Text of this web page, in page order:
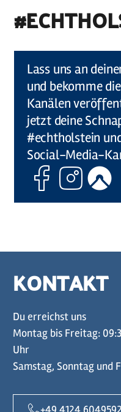
Lass uns an
und bekomme
Kanälen
jetzt deine
#echtholstein
Social-Media-
FacebookInstagram
Komoot
KONTAKT
Du erreichst uns
Montag bis Freitag:
Uhr
Samstag, Sonntag und